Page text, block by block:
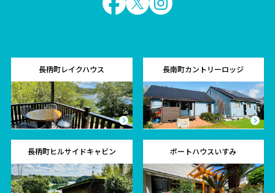
長柄町レイクハウス 長南町カントリーロッジ
長柄町ヒルサイドキャビン ポートハウスいすみ